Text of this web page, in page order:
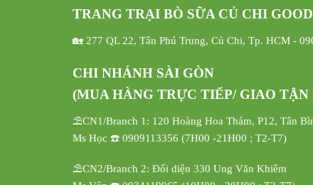
TRANG TRẠI BÒ SỮA CỦ CHI
🏡 277 QL 22, Tân Phú Trung, Củ Chi, Tp. HCM -
CHI NHÁNH SÀI GÒN
(MUA HÀNG TRỰC TIẾP/ GIAO TẬN
⛱️CN1/Branch 1: 120 Hoàng Hoa Thám, P12, Tân
Ms Học ☎️ 0909113356 (7H00 -21H00 ; T2-T7)
⛱️CN2/Branch 2: Đối diện 330 Ung Văn Khiêm